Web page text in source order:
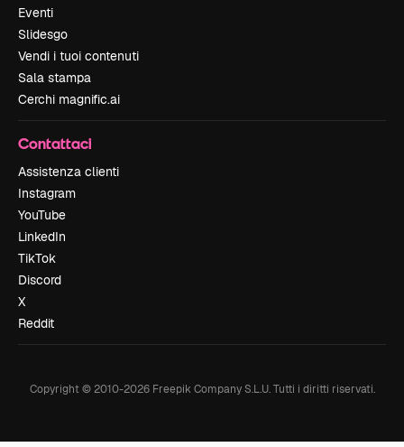
Eventi
Slidesgo
Vendi i tuoi contenuti
Sala stampa
Cerchi magnific.ai
Contattaci
Assistenza clienti
Instagram
YouTube
LinkedIn
TikTok
Discord
X
Reddit
Copyright © 2010-2026Freepik Company S.L.U. Tutti i diritti riservati.